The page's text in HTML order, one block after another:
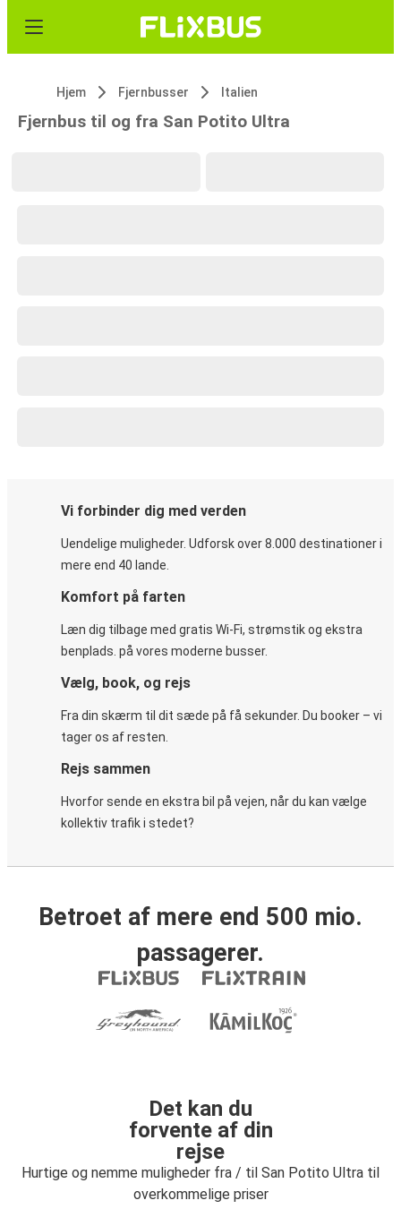
Hjem Fjernbusser Italien
Fjernbus til og fra San Potito Ultra
Vi forbinder dig med verden
Uendelige muligheder. Udforsk over 8.000 destinationer i
mere end 40 lande.
Komfort på farten
Læn dig tilbage med gratis Wi-Fi, strømstik og ekstra
benplads. på vores moderne busser.
Vælg, book, og rejs
Fra din skærm til dit sæde på få sekunder. Du booker – vi
tager os af resten.
Rejs sammen
Hvorfor sende en ekstra bil på vejen, når du kan vælge
kollektiv trafik i stedet?
Betroet af mere end 500 mio.
passagerer.
Det kan du
forvente af din
rejse
Hurtige og nemme muligheder fra / til San Potito Ultra til
overkommelige priser